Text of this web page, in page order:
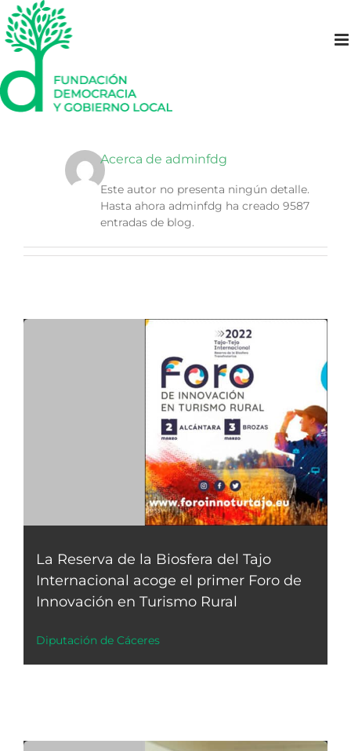
Saltar
al
contenido
Acerca de adminfdg
Este autor no presenta ningún detalle.
Hasta ahora adminfdg ha creado 9587
entradas de blog.
La Reserva de la Biosfera del Tajo
Internacional acoge el primer Foro de
Innovación en Turismo Rural
Diputación de Cáceres